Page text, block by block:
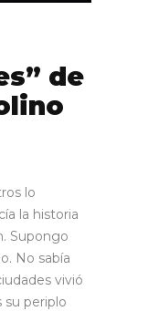
de
lo
la historia
Supongo
No sabía
vivió
su periplo